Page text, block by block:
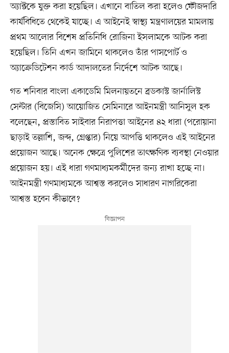
অ্যাক্টকে যুক্ত করা হয়েছিল। এখানে বাতিল করা হলেও ফৌজদারি
কার্যবিধিতে থেকেই যাচ্ছে। এ আইনেই স্বাস্থ্য মন্ত্রণালয়ের মামলায়
প্রথম আলোর বিশেষ প্রতিনিধি রোজিনা ইসলামকে আটক করা
হয়েছিল। তিনি এখন জামিনে থাকলেও তাঁর পাসপোর্ট ও
অ্যাক্রেডিটেশন কার্ড আদালতের নির্দেশে আটক আছে।
গত শনিবার বাংলা একাডেমি মিলনায়তনে ব্রডকাস্ট জার্নালিস্ট
সেন্টার (বিজেসি) আয়োজিত সেমিনারে আইনমন্ত্রী আনিসুল হক
বলেছেন, প্রস্তাবিত সাইবার নিরাপত্তা আইনের ৪২ ধারা (পরোয়ানা
ছাড়াই তল্লাশি, জব্দ, গ্রেপ্তার) নিয়ে আপত্তি থাকলেও এই আইনের
প্রয়োজন আছে। অনেক ক্ষেত্রে পুলিশের তাৎক্ষণিক ব্যবস্থা নেওয়ার
প্রয়োজন হয়। এই ধারা গণমাধ্যমকর্মীদের জন্য রাখা হচ্ছে না।
আইনমন্ত্রী গণমাধ্যমকে আশ্বস্ত করলেও সাধারণ নাগরিকেরা
আশ্বস্ত হবেন কীভাবে?